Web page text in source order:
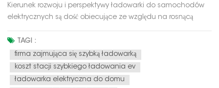
Kierunek rozwoju i perspektywy ładowarki do samochodów
elektrycznych są dość obiecujące ze względu na rosnącą
Oto kilka kluczowych punktów: Zwiększony popyt: Popyt na
pojazdy elektryczne szybko rośnie, co napędza popyt na
ładowarki do s...
TAGI :
firma zajmująca się szybką ładowarką
koszt stacji szybkiego ładowania ev
ładowarka elektryczna do domu